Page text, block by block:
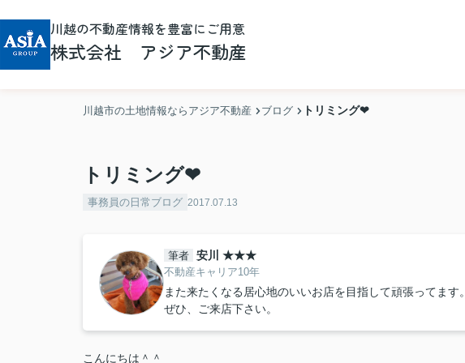
川越の不動産情報を豊富にご用意
株式会社 アジア不動産
川越市の土地情報ならアジア不動産 ブログ トリミング❤
トリミング❤
事務員の日常ブログ 2017.07.13
筆者 安川 ★★★
不動産キャリア10年
また来たくなる居心地のいいお店を目指して頑張ってます。
ぜひ、ご来店下さい。
こんにちは＾＾